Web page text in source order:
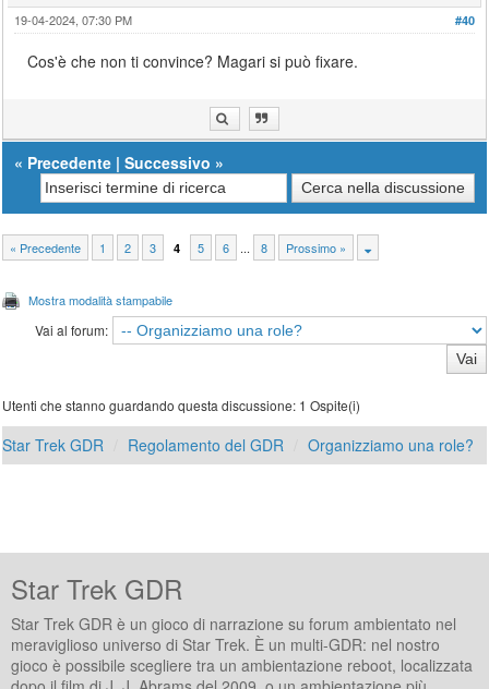
#40
19-04-2024, 07:30 PM
Cos'è che non ti convince? Magari si può fixare.
« Precedente |Successivo »
« Precedente 1 2 3 4 5 6 ... 8 Prossimo »
Mostra modalità stampabile
Vai al forum:
Utenti che stanno guardando questa discussione: 1 Ospite(i)
Star Trek GDR Regolamento del GDR Organizziamo una role?
Star Trek GDR
Star Trek GDR è un gioco di narrazione su forum ambientato nel
meraviglioso universo di Star Trek. È un multi-GDR: nel nostro
gioco è possibile scegliere tra un ambientazione reboot, localizzata